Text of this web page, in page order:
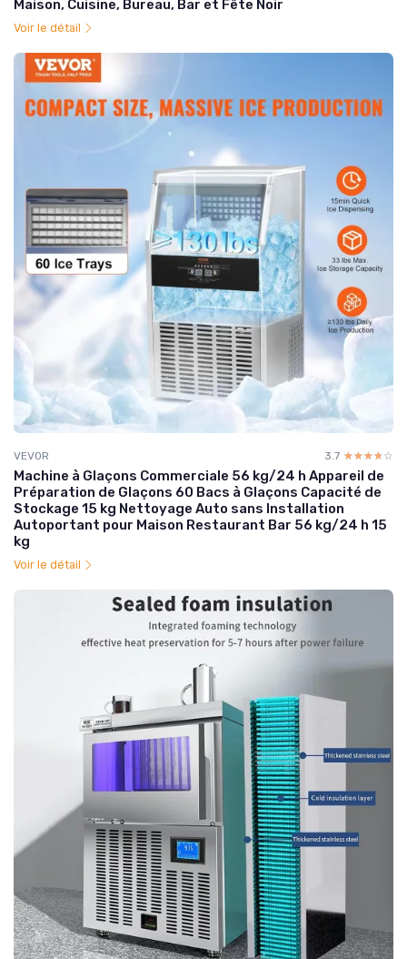
Maison, Cuisine, Bureau, Bar et Fête Noir
Voir le détail
VEVOR 3.7 ☆☆☆☆☆
★★★★★
Machine à Glaçons Commerciale 56 kg/24 h Appareil de
Préparation de Glaçons 60 Bacs à Glaçons Capacité de
Stockage 15 kg Nettoyage Auto sans Installation
Autoportant pour Maison Restaurant Bar 56 kg/24 h 15
kg
Voir le détail